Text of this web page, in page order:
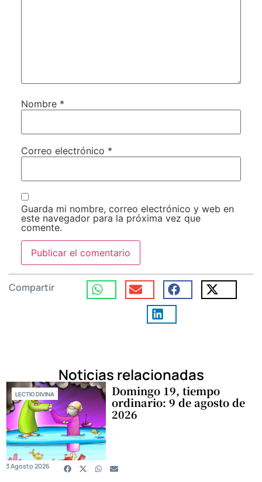
Nombre *
Correo electrónico *
Guarda mi nombre, correo electrónico y web en
este navegador para la próxima vez que
comente.
Compartir
Noticias relacionadas
LECTIO DIVINA Domingo 19, tiempo
ordinario: 9 de agosto de
2026
3 Agosto 2026